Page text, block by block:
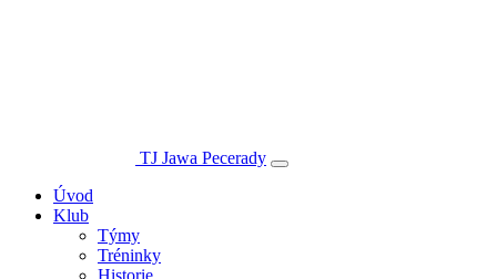
TJ Jawa Pecerady
Úvod
Klub
Týmy
Tréninky
Historie